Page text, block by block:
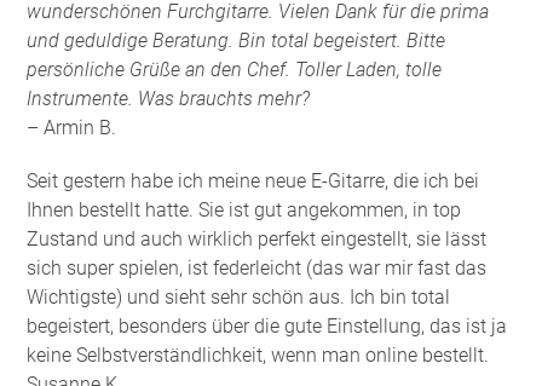
wunderschönen Furchgitarre. Vielen Dank für die prima
und geduldige Beratung. Bin total begeistert. Bitte
persönliche Grüße an den Chef. Toller Laden, tolle
Instrumente. Was brauchts mehr?
– Armin B.
Seit gestern habe ich meine neue E-Gitarre, die ich bei
Ihnen bestellt hatte. Sie ist gut angekommen, in top
Zustand und auch wirklich perfekt eingestellt, sie lässt
sich super spielen, ist federleicht (das war mir fast das
Wichtigste) und sieht sehr schön aus. Ich bin total
begeistert, besonders über die gute Einstellung, das ist ja
keine Selbstverständlichkeit, wenn man online bestellt.